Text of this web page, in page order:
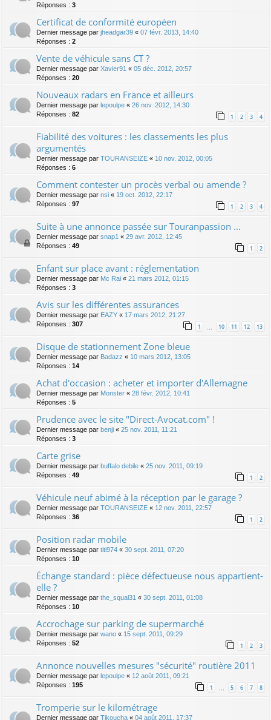
Réponses : 3
Certificat de conformité européen
Dernier message par jheadgar39 « 07 févr. 2013, 14:40
Réponses : 2
Vente de véhicule sans CT ?
Dernier message par Xavier91 « 05 déc. 2012, 20:57
Réponses : 20
Nouveaux radars en France et ailleurs
Dernier message par lepoulpe « 26 nov. 2012, 14:30
Réponses : 82 1 2 3 4
Fiabilité des voitures : les classements les plus
argumentés
Dernier message par TOURANSEIZE « 10 nov. 2012, 00:05
Réponses : 6
Comment contester un procès verbal ou amende ?
Dernier message par nsi « 19 oct. 2012, 22:17
Réponses : 97 1 2 3 4
Suite à une annonce passée sur Touranpassion ...
Dernier message par snap1 « 29 avr. 2012, 12:45
Réponses : 49 1 2
Enfant sur place avant : réglementation
Dernier message par Mc Rai « 21 mars 2012, 01:15
Réponses : 3
Avis sur les différentes assurances
Dernier message par EAZY « 17 mars 2012, 21:27
Réponses : 307 1 … 10 11 12 13
Disque de stationnement Zone bleue
Dernier message par Badazz « 10 mars 2012, 13:05
Réponses : 14
Achat d'occasion : acheter et importer d'Allemagne
Dernier message par Monster « 28 févr. 2012, 10:41
Réponses : 5
Prudence avec le site "Direct-Avocat.com" !
Dernier message par benji « 25 nov. 2011, 11:21
Réponses : 3
Carte grise
Dernier message par buffalo debile « 25 nov. 2011, 09:19
Réponses : 49 1 2
Véhicule neuf abimé à la réception par le garage ?
Dernier message par TOURANSEIZE « 12 nov. 2011, 22:57
Réponses : 36 1 2
Position radar mobile
Dernier message par titi974 « 30 sept. 2011, 07:20
Réponses : 10
Échange standard : pièce défectueuse nous appartient-
elle ?
Dernier message par the_squal31 « 30 sept. 2011, 01:08
Réponses : 10
Accrochage sur parking de supermarché
Dernier message par wano « 15 sept. 2011, 09:29
Réponses : 52 1 2 3
Annonce nouvelles mesures "sécurité" routière 2011
Dernier message par lepoulpe « 12 août 2011, 09:21
Réponses : 195 1 … 5 6 7 8
Tromperie sur le kilométrage
Dernier message par Tikoucha « 04 août 2011, 17:37